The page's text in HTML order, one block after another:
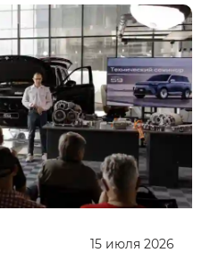
15 июля 2026